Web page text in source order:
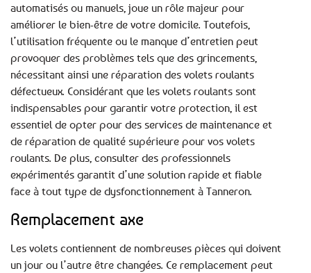
automatisés ou manuels, joue un rôle majeur pour
améliorer le bien-être de votre domicile. Toutefois,
l’utilisation fréquente ou le manque d’entretien peut
provoquer des problèmes tels que des grincements,
nécessitant ainsi une réparation des volets roulants
défectueux. Considérant que les volets roulants sont
indispensables pour garantir votre protection, il est
essentiel de opter pour des services de maintenance et
de réparation de qualité supérieure pour vos volets
roulants. De plus, consulter des professionnels
expérimentés garantit d’une solution rapide et fiable
face à tout type de dysfonctionnement à Tanneron.
Remplacement axe
Les volets contiennent de nombreuses pièces qui doivent
un jour ou l’autre être changées. Ce remplacement peut